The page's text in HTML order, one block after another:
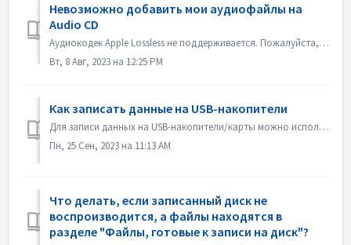
Невозможно добавить мои аудиофайлы на
Audio CD
Аудиокодек Apple Lossless не поддерживается. Пожалуйста, проверьте аудиокодек ваших файлов. Или пришлите его нам для проверки.
Вт, 8 Авг, 2023 на 12:25 PM
Как записать данные на USB-накопители
Для записи данных на USB-накопители/карты можно использовать программы Nero Burning ROM и Nero USBxCOPY. В программе Nero Burning ROM в разделе "USB-на...
Пн, 25 Сен, 2023 на 11:13 AM
Что делать, если записанный диск не
воспроизводится, а файлы находятся в
разделе "Файлы, готовые к записи на диск"?